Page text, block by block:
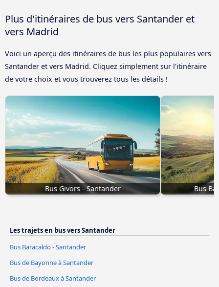
Plus d'itinéraires de bus vers Santander et
vers Madrid
Voici un aperçu des itinéraires de bus les plus populaires vers
Santander et vers Madrid. Cliquez simplement sur l'itinéraire
de votre choix et vous trouverez tous les détails !
Bus Givors - Santander Bus
Les trajets en bus vers Santander
Bus Baracaldo - Santander
Bus de Bayonne à Santander
Bus de Bordeaux à Santander